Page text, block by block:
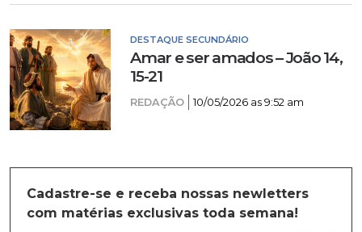
DESTAQUE SECUNDÁRIO
Amar e ser amados – João 14,
15-21
REDAÇÃO 10/05/2026 as 9:52 am
Cadastre-se e receba nossas newletters
com matérias exclusivas toda semana!